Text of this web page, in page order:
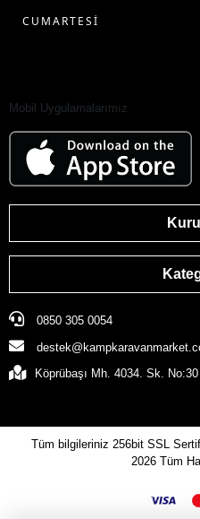
CUMARTESİ
Mobil Uygulamalarımız
0850 305 0054
Köprübaşı Mh. 4034. Sk.
Tüm bilgileriniz 256bit SSL
2026 Tüm